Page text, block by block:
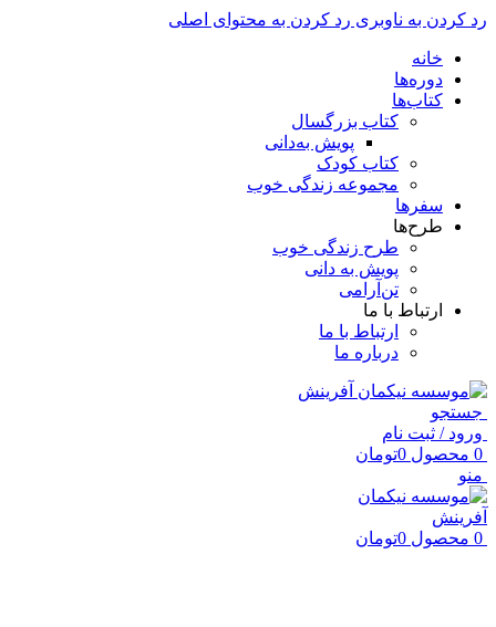
رد کردن به ناوبری رد کردن به محتوای اصلی
خانه
دوره‌ها
کتاب‌ها
کتاب بزرگسال
پویش به‌دانی
کتاب کودک
مجموعه زندگی خوب
سفرها
طرح‌ها
طرح زندگی خوب
پویش به دانی
تن‌آرامی
ارتباط با ما
ارتباط با ما
درباره ما
جستجو
ورود / ثبت نام
0 محصول 0تومان
منو
0 محصول 0تومان